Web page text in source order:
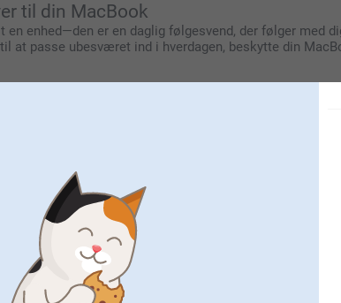
til din MacBook
en enhed—den er en daglig følgesvend, der følger
at passe ubesværet ind i hverdagen, beskytte din
covers og sleeves, der har dine yndlingsfotos
online designtool gør det nemt at skabe dit perfekte
til iPad Air, Pro & 10. generation
af personlige covers, der er designet til at passe
og kameraer på alle sider og passer til alt fra iPad Air
sikkerhed, har smartphoto hvad du skal bruge. Hvert
professionelle, der har brug for pålidelig beskyttelse